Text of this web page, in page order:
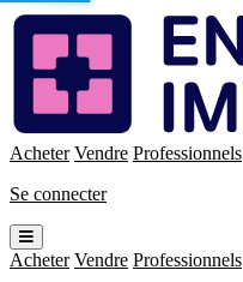
Enchères
Immo
Acheter Vendre Professionnels
Se connecter
Ouvrir
le
menu
Acheter Vendre Professionnels